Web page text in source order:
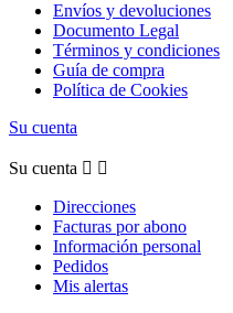
Envíos y devoluciones
Documento Legal
Términos y condiciones
Guía de compra
Política de Cookies
Su cuenta
Su cuenta  
Direcciones
Facturas por abono
Información personal
Pedidos
Mis alertas